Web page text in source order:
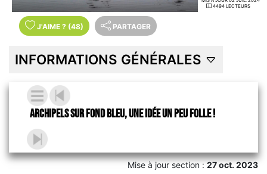
4494 LECTEURS
J'AIME ? (48) PARTAGER
INFORMATIONS GÉNÉRALES
Archipels sur fond bleu, une idée un peu folle !
Mise à jour section :27 oct. 2023